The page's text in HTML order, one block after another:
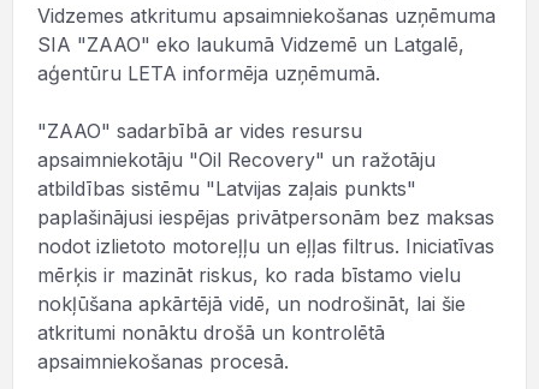
Vidzemes atkritumu apsaimniekošanas uzņēmuma
SIA "ZAAO" eko laukumā Vidzemē un Latgalē,
aģentūru LETA informēja uzņēmumā.
"ZAAO" sadarbībā ar vides resursu
apsaimniekotāju "Oil Recovery" un ražotāju
atbildības sistēmu "Latvijas zaļais punkts"
paplašinājusi iespējas privātpersonām bez maksas
nodot izlietoto motoreļļu un eļļas filtrus. Iniciatīvas
mērķis ir mazināt riskus, ko rada bīstamo vielu
nokļūšana apkārtējā vidē, un nodrošināt, lai šie
atkritumi nonāktu drošā un kontrolētā
apsaimniekošanas procesā.